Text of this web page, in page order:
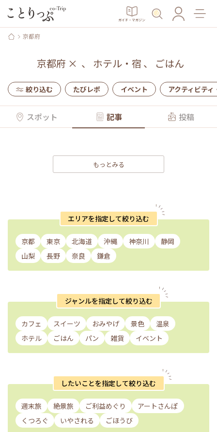
ガイド・マガジン
京都府
京都府 × 、 ホテル・宿 、 ごはん
絞り込む たびレポ イベント アクティビティ
スポット 記事 投稿
もっとみる
エリアを指定して絞り込む
京都 東京 北海道 沖縄 神奈川
静岡
山梨
長野 奈良 鎌倉
ジャンルを指定して絞り込む
カフェ スイーツ おみやげ 景色
温泉
ホテル
ごはん パン 雑貨 イベント
したいことを指定して絞り込む
週末旅 絶景旅 ご利益めぐり
アートさんぽ
くつろぐ
いやされる ごほうび